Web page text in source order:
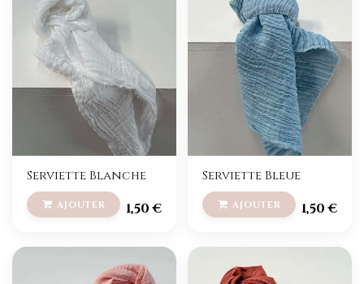
Serviette Blanche
1,50€
Serviette Bleue
1,50€